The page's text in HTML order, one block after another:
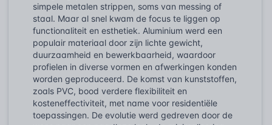
simpele metalen strippen, soms van messing of
staal. Maar al snel kwam de focus te liggen op
functionaliteit en esthetiek. Aluminium werd een
populair materiaal door zijn lichte gewicht,
duurzaamheid en bewerkbaarheid, waardoor
profielen in diverse vormen en afwerkingen konden
worden geproduceerd. De komst van kunststoffen,
zoals PVC, bood verdere flexibiliteit en
kosteneffectiviteit, met name voor residentiële
toepassingen. De evolutie werd gedreven door de